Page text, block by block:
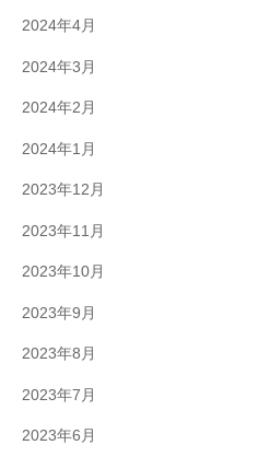
2024年4月
2024年3月
2024年2月
2024年1月
2023年12月
2023年11月
2023年10月
2023年9月
2023年8月
2023年7月
2023年6月